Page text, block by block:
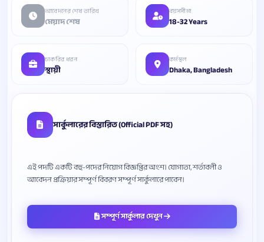
আবেদনের শেষ তারিখ
মেয়াদ শেষ
বয়সসীমা
18-32 Years
চাকরির ধরন
স্থায়ী
কর্মস্থল
Dhaka, Bangladesh
সার্কুলারের বিস্তারিত (Official PDF সহ)
এই পদটি একটি বহু-পদের নিয়োগ বিজ্ঞপ্তির অংশ। যোগ্যতা, শর্তাবলী ও
সম্পূর্ণ সার্কুলার দেখুন